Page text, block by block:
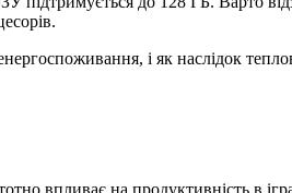
і як наслідок
впливає на продуктивність в